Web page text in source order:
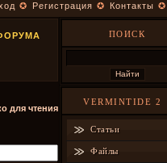
✪ Регистрация ✪ Контакты ✪
для чтения
ПОИСК
VERMINTIDE 2
Статьи
Файлы